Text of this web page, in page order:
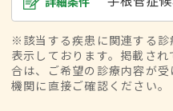
※該当する疾患に関連する
表示しております。掲載さ
合は、ご希望の診療内容が
機関に直接ご確認ください。